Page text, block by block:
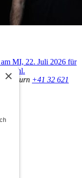
MI, 22. Juli 2026 für
Solothurn +41 32 621
×